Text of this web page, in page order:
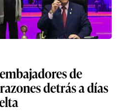
de
detrás a días